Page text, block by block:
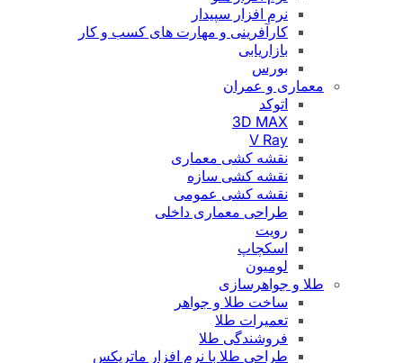
نرم افزار سپیدار
کارآفرینی و مهارت های کسب و کار
بازاریابی
بورس
معماری و عمران
اتوکد
3D MAX
V Ray
نقشه کشی معماری
نقشه کشی سازه
نقشه کشی عمومی
طراحی معماری داخلی
رویت
اسکچاپ
لومیون
طلا و جواهرسازی
ساخت طلا و جواهر
تعمیرات طلا
فروشندگی طلا
طراحی طلا با نرم افزار ماتریکس